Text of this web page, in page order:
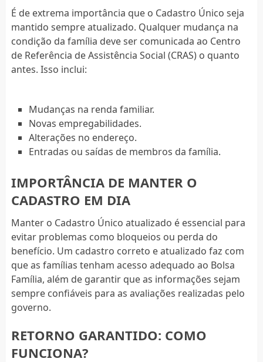
É de extrema importância que o Cadastro Único seja
mantido sempre atualizado. Qualquer mudança na
condição da família deve ser comunicada ao Centro
de Referência de Assistência Social (CRAS) o quanto
antes. Isso inclui:
Mudanças na renda familiar.
Novas empregabilidades.
Alterações no endereço.
Entradas ou saídas de membros da família.
IMPORTÂNCIA DE MANTER O
CADASTRO EM DIA
Manter o Cadastro Único atualizado é essencial para
evitar problemas como bloqueios ou perda do
benefício. Um cadastro correto e atualizado faz com
que as famílias tenham acesso adequado ao Bolsa
Família, além de garantir que as informações sejam
sempre confiáveis para as avaliações realizadas pelo
governo.
RETORNO GARANTIDO: COMO
FUNCIONA?